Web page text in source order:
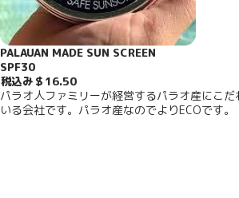
PALAUAN MADE SUN SCREEN
SPF30
税込み＄16.50
パラオ人ファミリーが経営するパラオ産にこ
いる会社です。パラオ産なのでよりECOです。